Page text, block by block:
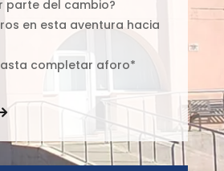
parte del cambio?
en esta aventura hacia
completar aforo*